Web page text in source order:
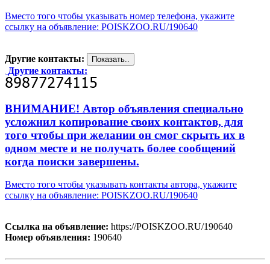
Вместо того чтобы указывать номер телефона, укажите
ссылку на объявление: POISKZOO.RU/190640
Другие контакты:
Другие контакты:
ВНИМАНИЕ! Автор объявления специально
усложнил копирование своих контактов, для
того чтобы при желании он смог скрыть их в
одном месте и не получать более сообщений
когда поиски завершены.
Вместо того чтобы указывать контакты автора, укажите
ссылку на объявление: POISKZOO.RU/190640
Ссылка на объявление: https://POISKZOO.RU/190640
Номер объявления: 190640